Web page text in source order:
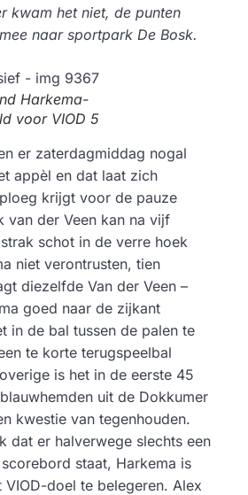
kwam het niet, de punten
naar sportpark De Bosk.
Harkema-
voor VIOD 5
er zaterdagmiddag nogal
appèl en dat laat zich
krijgt voor de pauze
van der Veen kan na vijf
schot in de verre hoek
niet verontrusten, tien
diezelfde Van der Veen –
goed naar de zijkant
in de bal tussen de palen te
te korte terugspeelbal
is het in de eerste 45
uit de Dokkumer
kwestie van tegenhouden.
dat er halverwege slechts een
staat, Harkema is
doel te belegeren. Alex